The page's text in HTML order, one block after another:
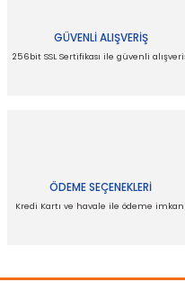
Ürün
GÜVENLİ ALIŞVERİŞ
256bit SSL Sertifikası ile güvenli
ÖDEME SEÇENEKLERİ
Kredi Kartı ve havale ile ödeme imkanı